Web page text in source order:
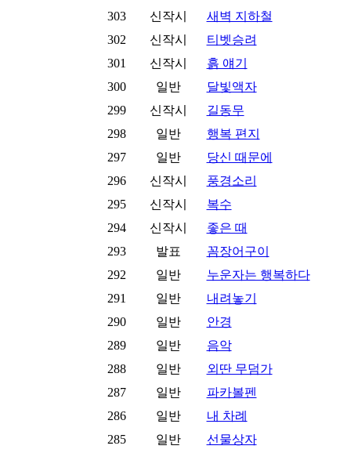
303
신작시
새벽 지하철
302
신작시
티벳승려
301
신작시
흙 얘기
300
일반
달빛액자
299
신작시
길동무
298
일반
행복 편지
297
일반
당신 때문에
296
신작시
풍경소리
295
신작시
복수
294
신작시
좋은 때
293
발표
꼼장어구이
292
일반
누운자는 행복하다
291
일반
내려놓기
290
일반
안경
289
일반
음악
288
일반
외딴 무덤가
287
일반
파카볼펜
286
일반
내 차례
285
일반
선물상자